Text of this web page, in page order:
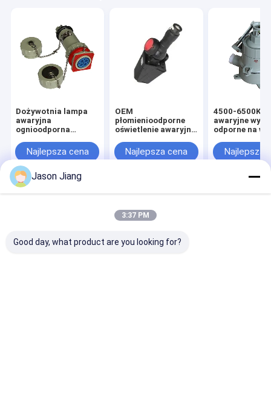
Dożywotnia lampa
awaryjna
ognioodporna
certyfikatem BCJ, do
montażu na
ścianie/suficie,
odpowiednia do
oświetlenia
obszarów
Najlepsza cena
OEM
płomienioodporne
oświetlenie awaryjne
Idealne do montażu
na ścianie i suficie w
Najlepsza cena
4500-6500K
awaryjne
odporne na
obszarów
przemysłu
awaryjne
Najlepsza
Dom O nas Skontaktuj się z nami
Desktop Site
Sitemap
Privacy Policy
Reserved.
Jason Jiang
3:37 PM
Good day, what product are you looking for?